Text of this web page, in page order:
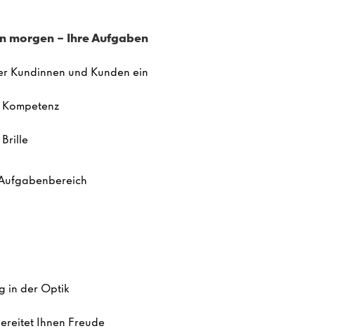
morgen – IhreAufgaben
Kundinnen und Kunden ein
in der Optik
Ihnen Freude